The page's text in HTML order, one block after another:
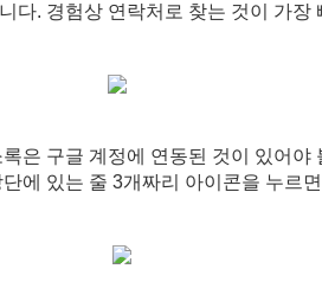
다. 경험상 연락처로 찾는 것이 가장
록은 구글 계정에 연동된 것이 있어야
단에 있는 줄 3개짜리 아이콘을 누르